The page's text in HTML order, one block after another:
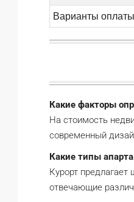
Варианты оплаты
Какие факторы
На стоимость
современный
Какие типы
Курорт предлагает
отвечающие